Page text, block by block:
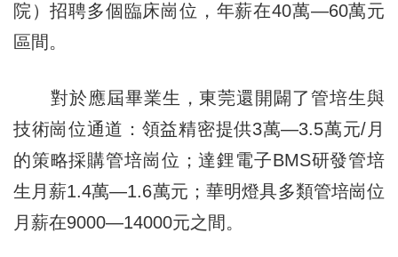
院）招聘多個臨床崗位，年薪在40萬—60萬元
區間。
對於應屆畢業生，東莞還開闢了管培生與
技術崗位通道：領益精密提供3萬—3.5萬元/月
的策略採購管培崗位；達鋰電子BMS研發管培
生月薪1.4萬—1.6萬元；華明燈具多類管培崗位
月薪在9000—14000元之間。